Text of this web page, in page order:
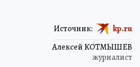
Алексей КОТМЫШЕВ
журналист
Источник: kp.ru